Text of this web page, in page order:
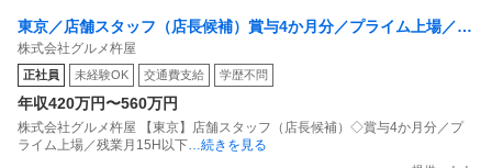
東京／店舗スタッフ（店長候補）賞与4か月分／プライム上場／残
業月15H以下／新店オープン多数
株式会社グルメ杵屋
正社員 未経験OK 交通費支給 学歴不問
年収420万円〜560万円
株式会社グルメ杵屋 【東京】店舗スタッフ（店長候補）◇賞与4か月分／プ
ライム上場／残業月15H以下 …続きを見る